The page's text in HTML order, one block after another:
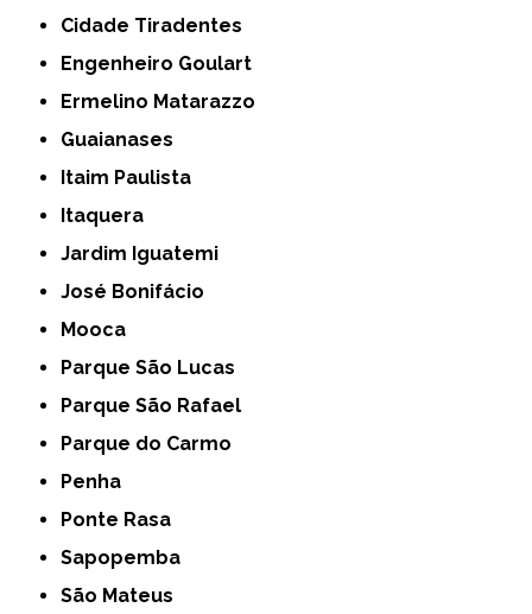
Cidade Tiradentes
Engenheiro Goulart
Ermelino Matarazzo
Guaianases
Itaim Paulista
Itaquera
Jardim Iguatemi
José Bonifácio
Mooca
Parque São Lucas
Parque São Rafael
Parque do Carmo
Penha
Ponte Rasa
Sapopemba
São Mateus